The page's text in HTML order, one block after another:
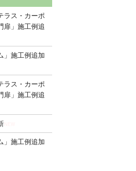
ラス・カーポ
扉」施工例追
」施工例追加
ラス・カーポ
扉」施工例追
NEW
」施工例追加